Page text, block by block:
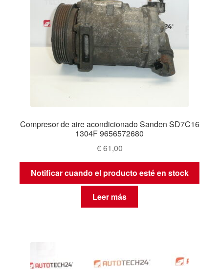
Compresor de aire acondicionado Sanden SD7C16
1304F 9656572680
€61,00
Notificar cuando el producto esté en stock
Leer más